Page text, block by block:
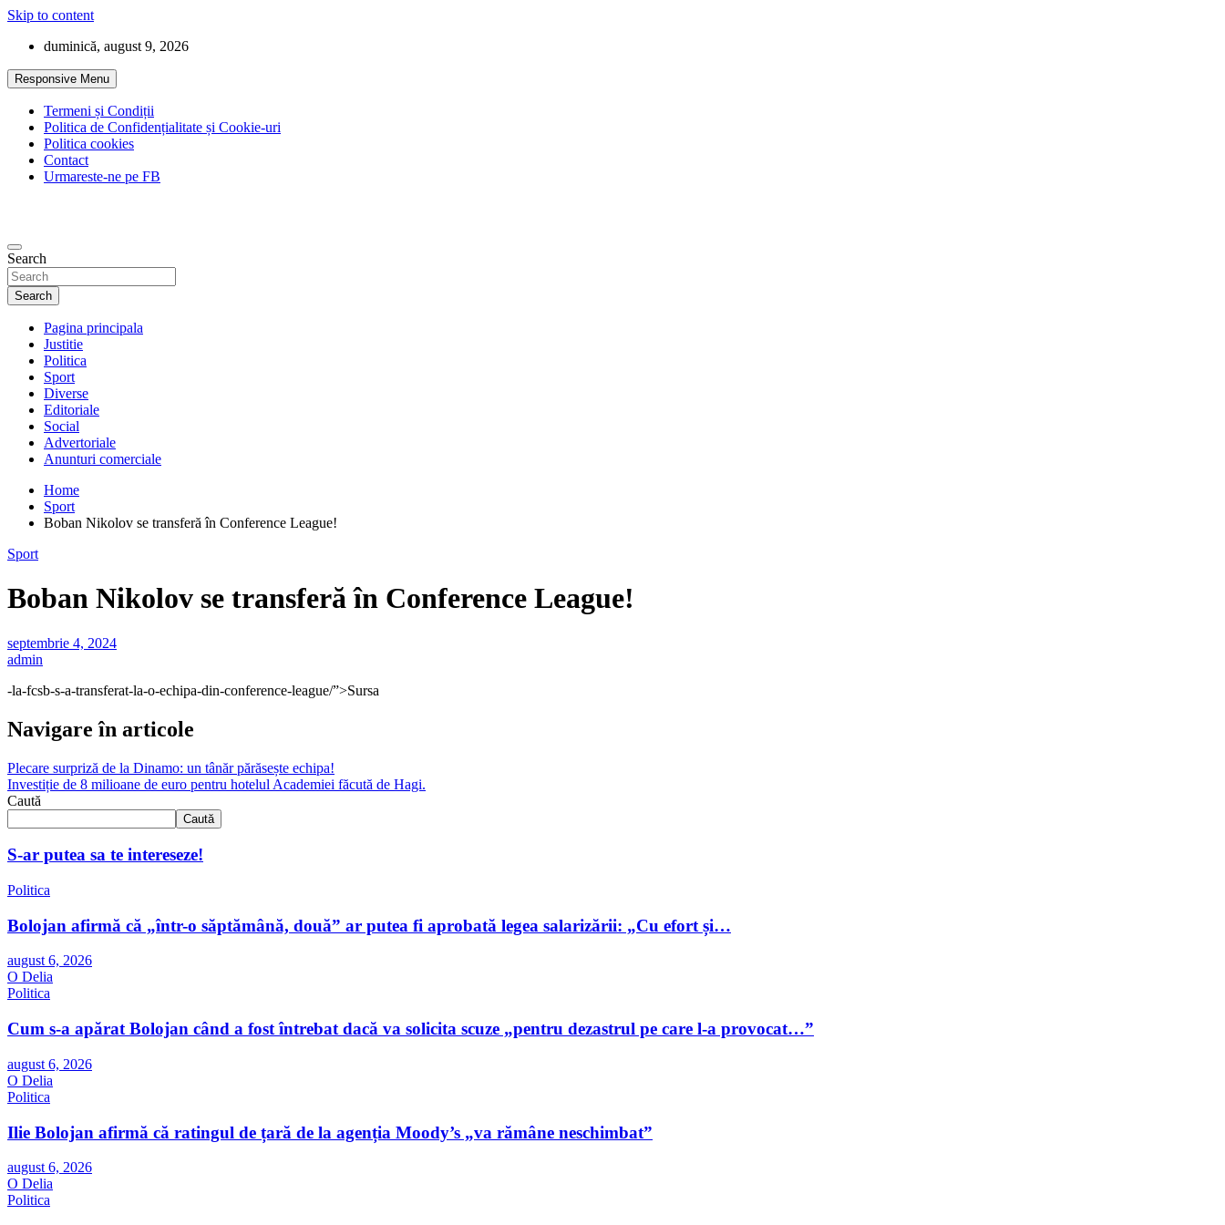
Skip to content
duminică, august 9, 2026
Responsive Menu
Termeni și Condiții
Politica de Confidențialitate și Cookie-uri
Politica cookies
Contact
Urmareste-ne pe FB
Search
Search
Pagina principala
Justitie
Politica
Sport
Diverse
Editoriale
Social
Advertoriale
Anunturi comerciale
Home
Sport
Boban Nikolov se transferă în Conference League!
Sport
Boban Nikolov se transferă în Conference League!
septembrie 4, 2024
admin
-la-fcsb-s-a-transferat-la-o-echipa-din-conference-league/”>Sursa
Navigare în articole
Plecare surpriză de la Dinamo: un tânăr părăsește echipa!
Investiție de 8 milioane de euro pentru hotelul Academiei făcută de Hagi.
Caută
Caută
S-ar putea sa te intereseze!
Politica
Bolojan afirmă că „într-o săptămână, două” ar putea fi aprobată legea salarizării: „Cu efort și…
august 6, 2026
O Delia
Politica
Cum s-a apărat Bolojan când a fost întrebat dacă va solicita scuze „pentru dezastrul pe care l-a provocat…”
august 6, 2026
O Delia
Politica
Ilie Bolojan afirmă că ratingul de țară de la agenția Moody’s „va rămâne neschimbat”
august 6, 2026
O Delia
Politica